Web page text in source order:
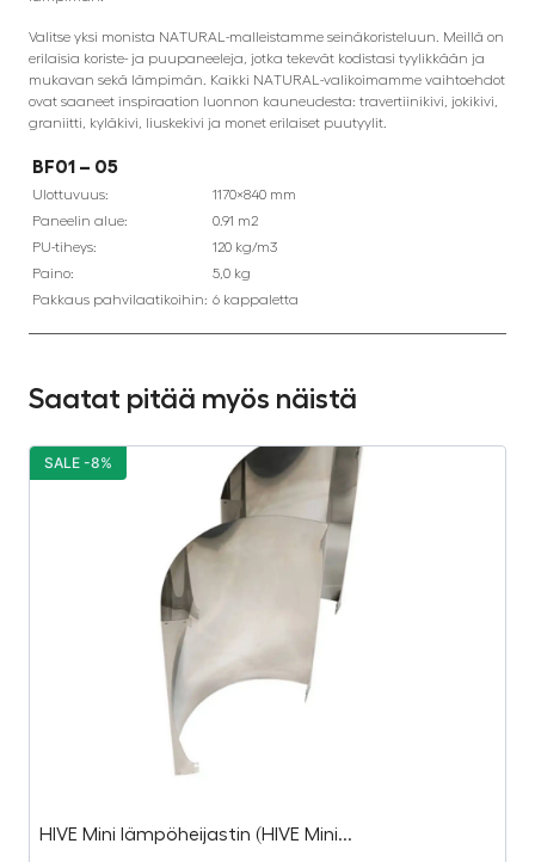
Valitse yksi monista NATURAL-malleistamme seinäkoristeluun. Meillä on
erilaisia koriste- ja puupaneeleja, jotka tekevät kodistasi tyylikkään ja
mukavan sekä lämpimän. Kaikki NATURAL-valikoimamme vaihtoehdot
ovat saaneet inspiraation luonnon kauneudesta: travertiinikivi, jokikivi,
graniitti, kyläkivi, liuskekivi ja monet erilaiset puutyylit.
BF01 – 05
Ulottuvuus:
1170×840 mm
Paneelin alue:
0.91 m2
PU-tiheys:
120 kg/m3
Paino:
5,0 kg
Pakkaus pahvilaatikoihin: 6 kappaletta
Saatat pitää myös näistä
HIVE Mini lämpöheijastin (HIVE Mini...
SALE -8%